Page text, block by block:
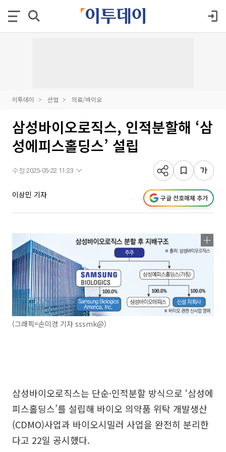
이투데이 산업 의료/바이오
삼성바이오로직스, 인적분할해 ‘삼
성에피스홀딩스’ 설립
수정 2025-05-22 11:23
이상민 기자 구글 선호매체 추가
(그래픽=손미경 기자 sssmk@)
삼성바이오로직스는 단순·인적분할 방식으로 ‘삼성에
피스홀딩스’를 설립해 바이오 의약품 위탁 개발생산
(CDMO)사업과 바이오시밀러 사업을 완전히 분리한
다고 22일 공시했다.